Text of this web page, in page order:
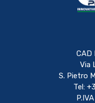
CAD
Via
S. Pietro
Tel: